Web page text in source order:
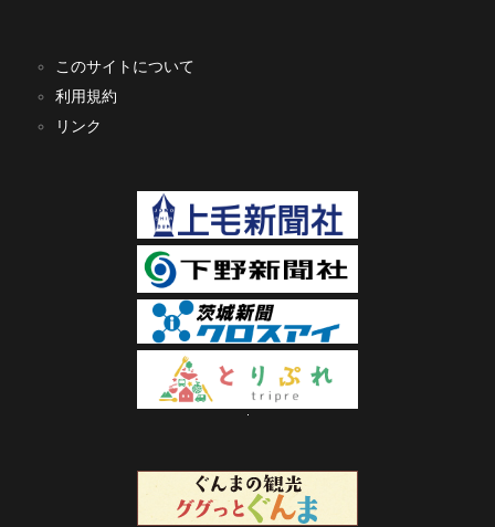
このサイトについて
利用規約
リンク